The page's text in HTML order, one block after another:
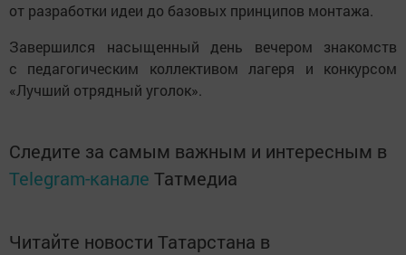
от разработки идеи до базовых принципов монтажа.
Завершился насыщенный день вечером знакомств
с педагогическим коллективом лагеря и конкурсом
«Лучший отрядный уголок».
Следите за самым важным и интересным в
Telegram-канале Татмедиа
Читайте новости Татарстана в